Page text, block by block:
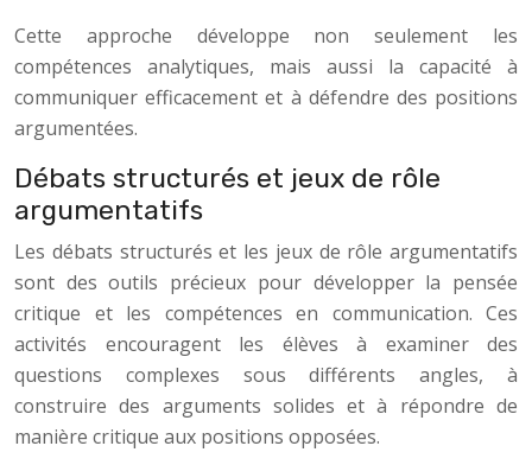
Cette approche développe non seulement les
compétences analytiques, mais aussi la capacité à
communiquer efficacement et à défendre des positions
argumentées.
Débats structurés et jeux de rôle
argumentatifs
Les débats structurés et les jeux de rôle argumentatifs
sont des outils précieux pour développer la pensée
critique et les compétences en communication. Ces
activités encouragent les élèves à examiner des
questions complexes sous différents angles, à
construire des arguments solides et à répondre de
manière critique aux positions opposées.